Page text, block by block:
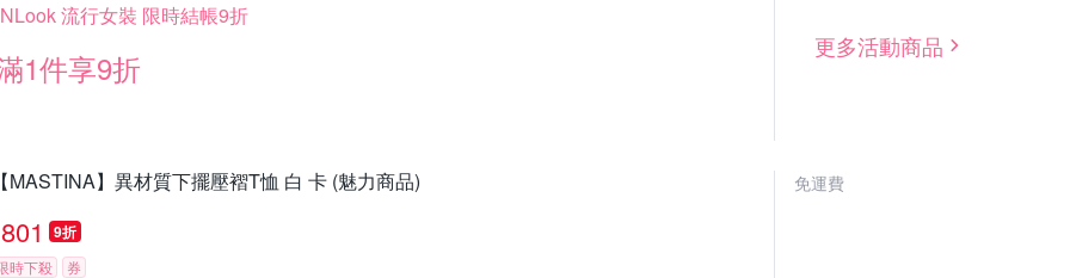
流行女裝 限時結帳9折
1件享9折
更多活動商品
MASTINA】異材質下擺壓褶T恤 白 卡 (魅力商品)
801 9折
時下殺 券
免運費